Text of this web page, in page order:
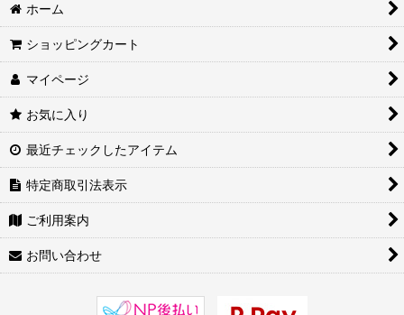
ホーム
ショッピングカート
マイページ
お気に入り
最近チェックしたアイテム
特定商取引法表示
ご利用案内
お問い合わせ